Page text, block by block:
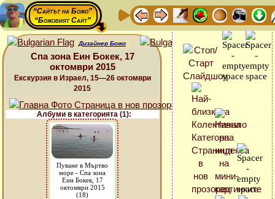
“Сайтът на Божо”
“Божовият Сайт”
Дизайнер Божо
Спа зона Еин Бокек, 17
октомври 2015
Екскурзия в Израел, 15—26 октомври
2015
Албуми в категорията (1):
Пуване в Мъртво
море - Спа зона
Еин Бокек, 17
октомври 2015
(18)